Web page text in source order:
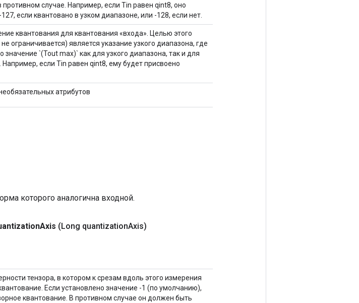
случае. Например, если Tin равен qint8, оно
если квантовано в узком диапазоне, или -128, если нет.
квантования для квантования «входа». Целью этого
ограничивается) является указание узкого диапазона, где
значение `(Tout max)` как для узкого диапазона, так и для
Например, если Tin равен qint8, ему будет присвоено
атрибутов
которого аналогична входной.
Axis (Long quantizationAxis)
тензора, в котором к срезам вдоль этого измерения
Если установлено значение -1 (по умолчанию),
квантование. В противном случае он должен быть